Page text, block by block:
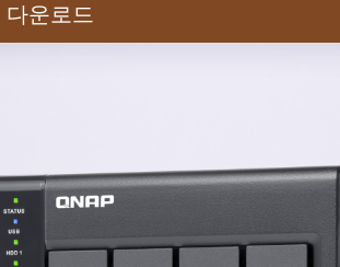
다운로드